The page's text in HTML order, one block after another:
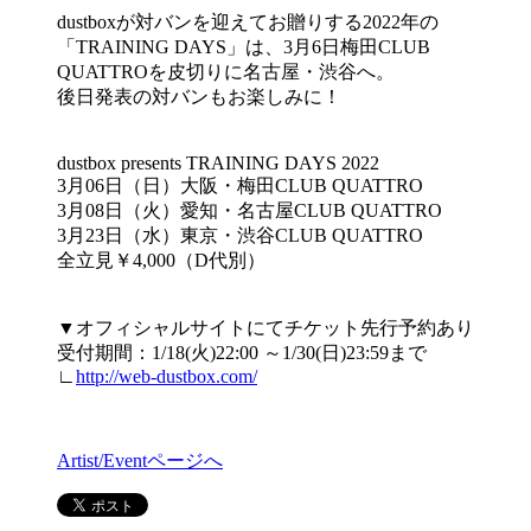
dustboxが対バンを迎えてお贈りする2022年の
「TRAINING DAYS」は、3月6日梅田CLUB
QUATTROを皮切りに名古屋・渋谷へ。
後日発表の対バンもお楽しみに！
dustbox presents TRAINING DAYS 2022
3月06日（日）大阪・梅田CLUB QUATTRO
3月08日（火）愛知・名古屋CLUB QUATTRO
3月23日（水）東京・渋谷CLUB QUATTRO
全立見￥4,000（D代別）
▼オフィシャルサイトにてチケット先行予約あり
受付期間：1/18(火)22:00 ～1/30(日)23:59まで
∟ http://web-dustbox.com/
Artist/Eventページへ